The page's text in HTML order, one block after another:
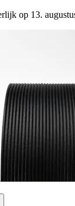
op 13.